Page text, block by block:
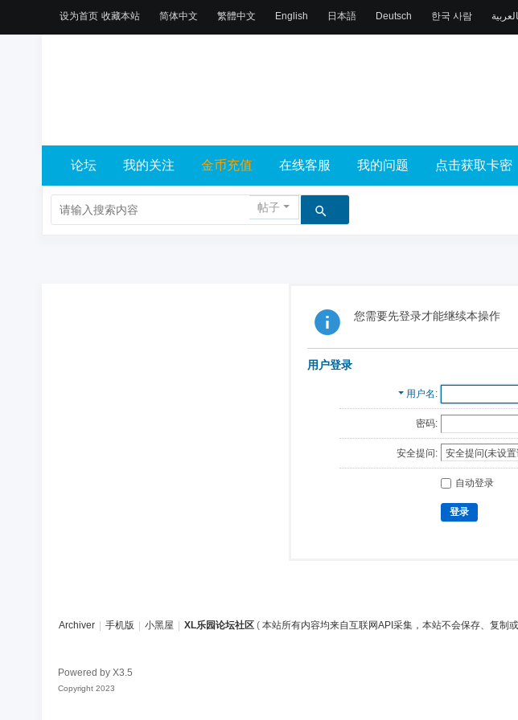
设为首页 收藏本站 简体中文 繁體中文 English 日本語 Deutsch 한국 사람
论坛 我的关注 金币充值 在线客服 我的问题 点击获取卡密
帖子
您需要先登录才能继续本操作
用户登录
用户名
密码:
安全提问:
自动登录
登录
Archiver 手机版 小黑屋 XL乐园论坛社区 ( 本站所有内容均来自互联网API采集，本站不会保存、复制
Powered by X3.5
Copyright 2023